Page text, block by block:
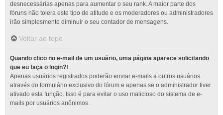
desnecessárias apenas para aumentar o seu rank. A maior parte dos
fóruns não tolera este tipo de atitude e os moderadores ou administradores
irão simplesmente diminuir o seu contador de mensagens.
Voltar ao topo
Quando clico no e-mail de um usuário, uma página aparece solicitando
que eu faça o login?!
Apenas usuários registrados poderão enviar e-mails a outros usuários
através do formulário exclusivo do fórum e apenas se o administrador tiver
ativado esta função. Isso é para evitar o uso malicioso do sistema de e-
mails por usuários anônimos.